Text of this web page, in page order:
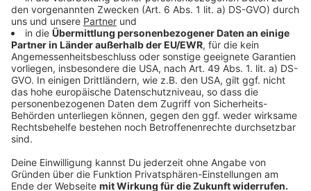
Veranstaltungen im Rathaus, Stadtmuseum und in
vielen weiteren Museen der Stadt.
Anzeige
Motto "Museen in der pluralen Gesellschaft"
Anzeige
Wir wollen Museen für alle weiterhin haben und